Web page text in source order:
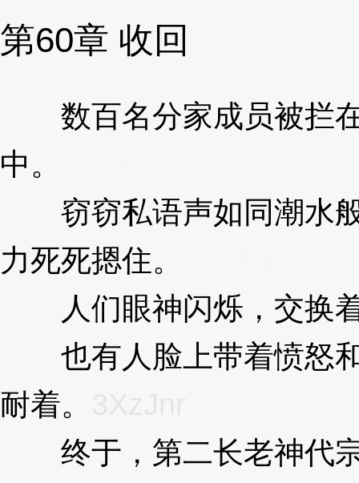
第60章 收回
数百名分家成员被拦在
中。
窃窃私语声如同潮水般
力死死摁住。
人们眼神闪烁，交换
也有人脸上带着愤怒和
耐着。
终于，第二长老神代